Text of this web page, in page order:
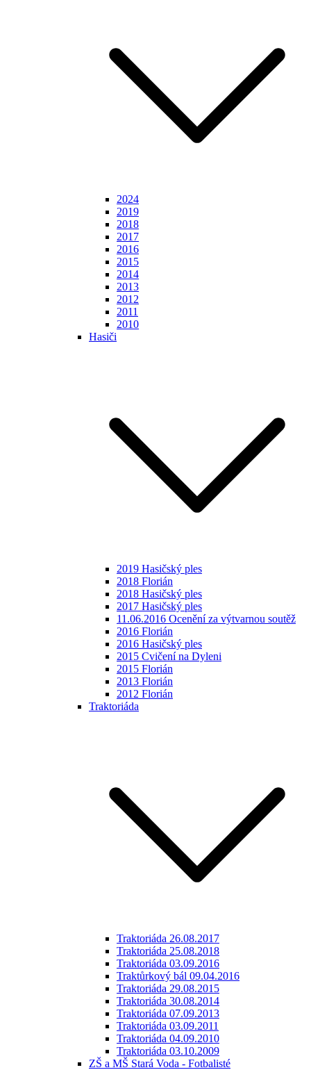
2024
2019
2018
2017
2016
2015
2014
2013
2012
2011
2010
Hasiči
2019 Hasičský ples
2018 Florián
2018 Hasičský ples
2017 Hasičský ples
11.06.2016 Ocenění za výtvarnou soutěž
2016 Florián
2016 Hasičský ples
2015 Cvičení na Dyleni
2015 Florián
2013 Florián
2012 Florián
Traktoriáda
Traktoriáda 26.08.2017
Traktoriáda 25.08.2018
Traktoriáda 03.09.2016
Traktůrkový bál 09.04.2016
Traktoriáda 29.08.2015
Traktoriáda 30.08.2014
Traktoriáda 07.09.2013
Traktoriáda 03.09.2011
Traktoriáda 04.09.2010
Traktoriáda 03.10.2009
ZŠ a MŠ Stará Voda - Fotbalisté